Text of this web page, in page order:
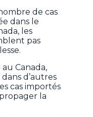
de cas
dans le
les
pas
Canada,
d’autres
cas importés
la